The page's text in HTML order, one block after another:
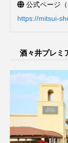
公式ページ
https://mitsui-
酒々井プレミ